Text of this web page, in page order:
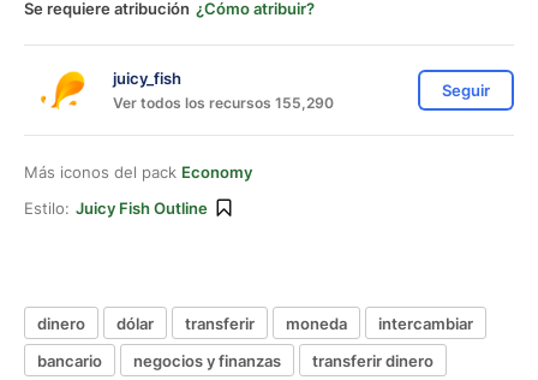
Se requiere atribución ¿Cómo atribuir?
juicy_fish
Ver todos los recursos 155,290
Seguir
Más iconos del pack Economy
Estilo: Juicy Fish Outline
dinero dólar transferir moneda
intercambiar
bancario
negocios y finanzas transferir dinero